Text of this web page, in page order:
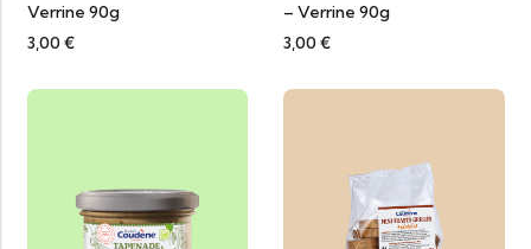
Verrine 90g
3,00 €
– Verrine 90g
3,00 €